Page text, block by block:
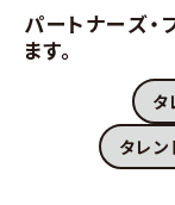
パートナーズ・
ます。
タ
タレン